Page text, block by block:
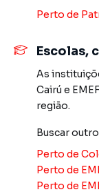
Paulo. Aqui você
encontrar o
Negocie seu
segurança e
você consegue
mesmo não
Perto de
Escolas,
As
Cairú e
região.
Buscar
Perto de
Perto de
Perto de